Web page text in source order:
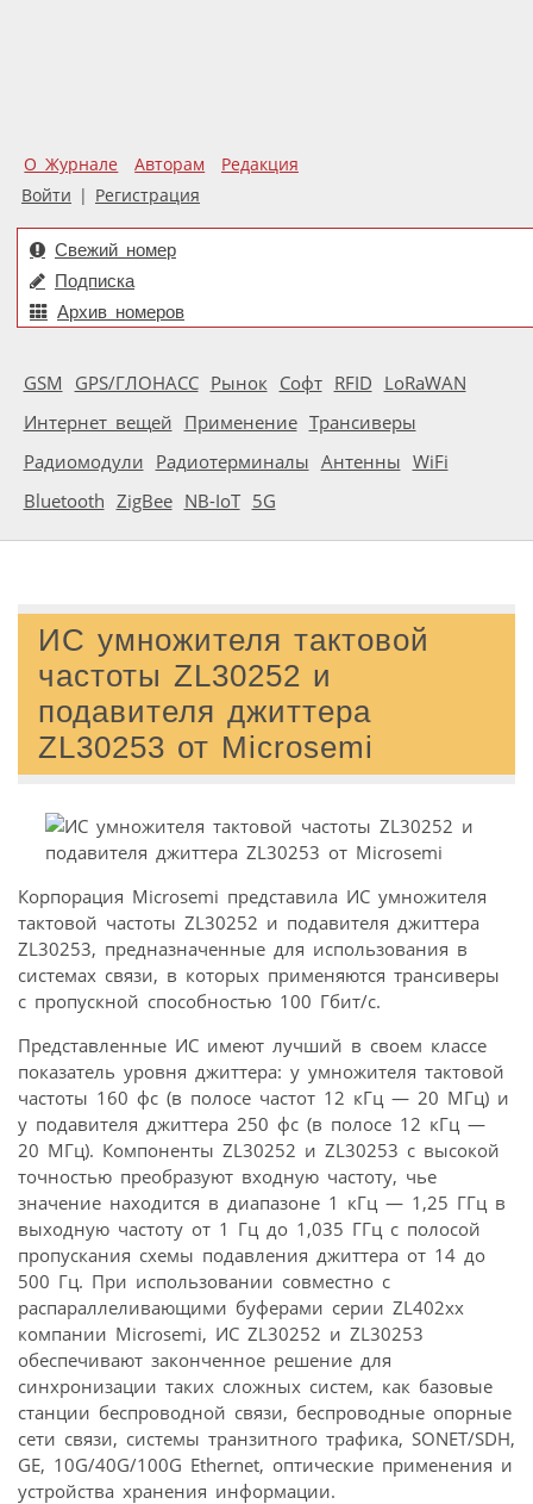
О Журнале Авторам
Редакция
Войти | Регистрация
Свежий номер
Подписка
Архив номеров
GSM GPS/ГЛОНАСС Рынок Софт RFID LoRaWAN
Интернет вещей Применение Трансиверы
Радиомодули Радиотерминалы Антенны WiFi
Bluetooth ZigBee NB-IoT 5G
ИС умножителя тактовой
частоты ZL30252 и
подавителя джиттера
ZL30253 от Microsemi
Корпорация Microsemi представила ИС умножителя
тактовой частоты ZL30252 и подавителя джиттера
ZL30253, предназначенные для использования в
системах связи, в которых применяются трансиверы
с пропускной способностью 100 Гбит/с.
Представленные ИС имеют лучший в своем классе
показатель уровня джиттера: у умножителя тактовой
частоты 160 фс (в полосе частот 12 кГц — 20 МГц) и
у подавителя джиттера 250 фс (в полосе 12 кГц —
20 МГц). Компоненты ZL30252 и ZL30253 с высокой
точностью преобразуют входную частоту, чье
значение находится в диапазоне 1 кГц — 1,25 ГГц в
выходную частоту от 1 Гц до 1,035 ГГц с полосой
пропускания схемы подавления джиттера от 14 до
500 Гц. При использовании совместно с
распараллеливающими буферами серии ZL402xx
компании Microsemi, ИС ZL30252 и ZL30253
обеспечивают законченное решение для
синхронизации таких сложных систем, как базовые
станции беспроводной связи, беспроводные опорные
сети связи, системы транзитного трафика, SONET/SDH,
GE, 10G/40G/100G Ethernet, оптические применения и
устройства хранения информации.